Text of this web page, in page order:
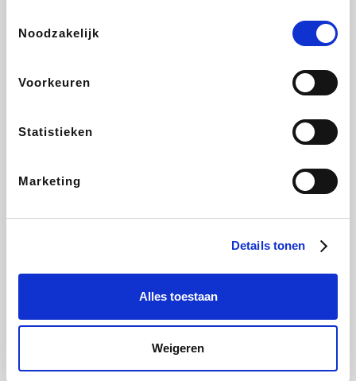
Noodzakelijk
Voorkeuren
Statistieken
Marketing
Details tonen
Alles toestaan
Weigeren
Lufthansa
CheapTickets.be DeubaXXL
Samsung Delonghi Tennis Point My Jewellery